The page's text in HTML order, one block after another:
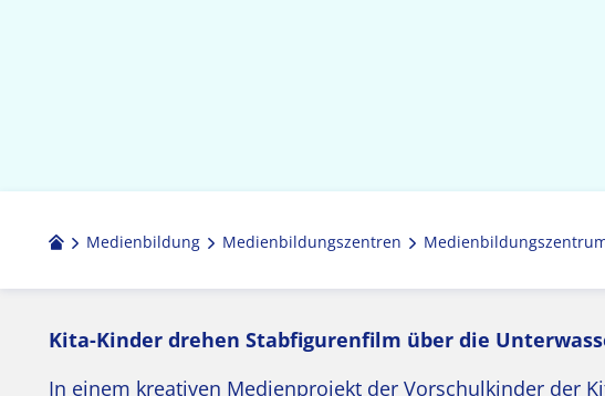
Medienbildung Medien­bildungs­zentren
Kita-Kinder drehen Stabfigurenfilm über die
In einem kreativen Medienprojekt der Vorschulkinder der